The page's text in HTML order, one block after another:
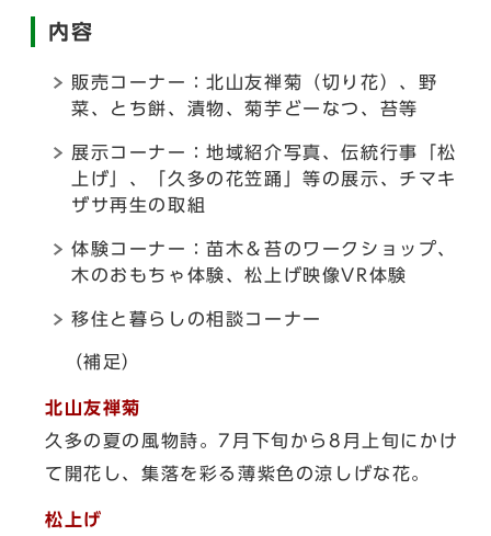
内容
販売コーナー：北山友禅菊（切り花）、野
菜、とち餅、漬物、菊芋どーなつ、苔等
展示コーナー：地域紹介写真、伝統行事「松
上げ」、「久多の花笠踊」等の展示、チマキ
ザサ再生の取組
体験コーナー：苗木＆苔のワークショップ、
木のおもちゃ体験、松上げ映像VR体験
移住と暮らしの相談コーナー
（補足）
北山友禅菊
久多の夏の風物詩。7月下旬から8月上旬にかけ
て開花し、集落を彩る薄紫色の涼しげな花。
松上げ